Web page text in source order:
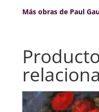
Más obras de Paul